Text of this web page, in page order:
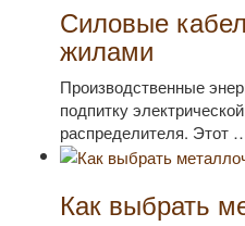
Силовые
жилами
Производственные
подпитку
распределителя. Этот
Как выбрать